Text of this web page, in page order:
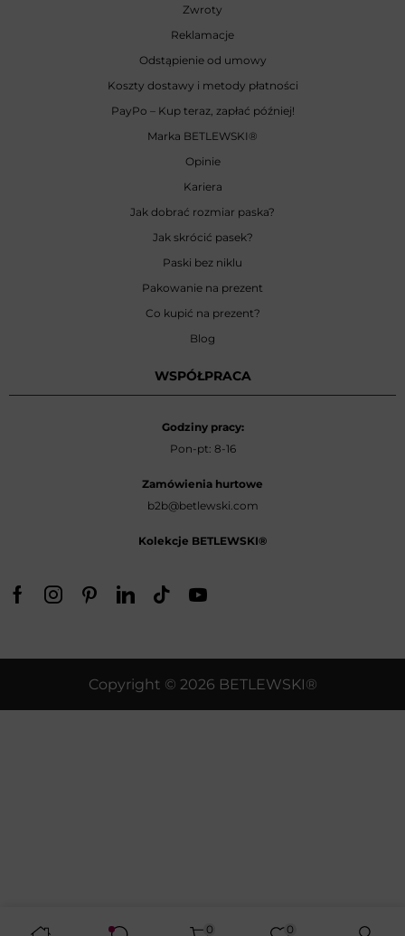
Zwroty
Reklamacje
Odstąpienie od umowy
Koszty dostawy i metody płatności
PayPo – Kup teraz, zapłać później!
Marka BETLEWSKI®
Opinie
Kariera
Jak dobrać rozmiar paska?
Jak skrócić pasek?
Paski bez niklu
Pakowanie na prezent
Co kupić na prezent?
Blog
WSPÓŁPRACA
Godziny pracy:
Pon-pt: 8-16
Zamówienia hurtowe
b2b@betlewski.com
Kolekcje BETLEWSKI®
Copyright © 2026 BETLEWSKI®
0 0